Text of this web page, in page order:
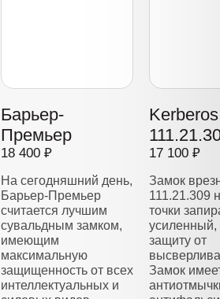
Барьер-
Премьер
18 400 ₽
На сегодняшний день,
Барьер-Премьер
считается лучшим
сувальдным замком,
имеющим
максимальную
защищенность от всех
интеллектуальных и
Kerberos
17 100 ₽
Замок
111.21.309
точки
усиленный,
защиту от
Замок